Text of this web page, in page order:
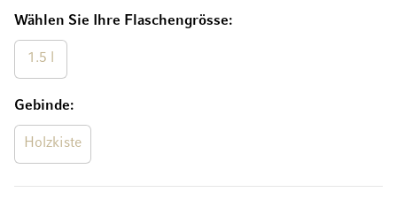
Wählen Sie Ihre Flaschengrösse
1.5 l
Gebinde
Holzkiste